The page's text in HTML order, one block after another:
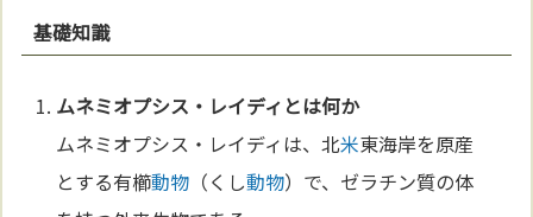
基礎知識
ムネミオプシス・レイディとは何か
ムネミオプシス・レイディは、北米東海岸を原産
とする有櫛動物 （くし動物）で、ゼラチン質の体